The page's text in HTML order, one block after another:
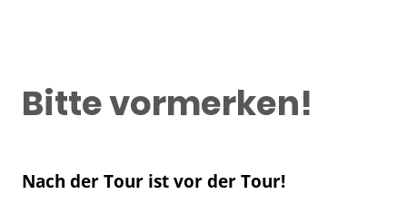
Bitte vormerken!
Nach der Tour ist vor der Tour!